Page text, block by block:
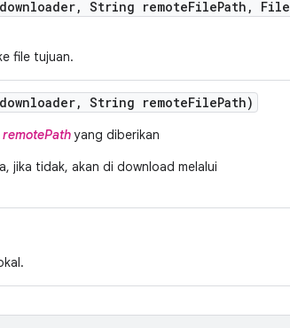
downloader, String remoteFilePath ,
File
file tujuan.
downloader, String remoteFilePath)
remotePathyang diberikan
jika tidak, akan di download melalui